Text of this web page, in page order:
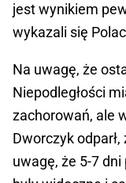
jest wynikiem
wykazali się
Na uwagę, że
Niepodległości
zachorowań, ale
Dworczyk
uwagę, że 5-7